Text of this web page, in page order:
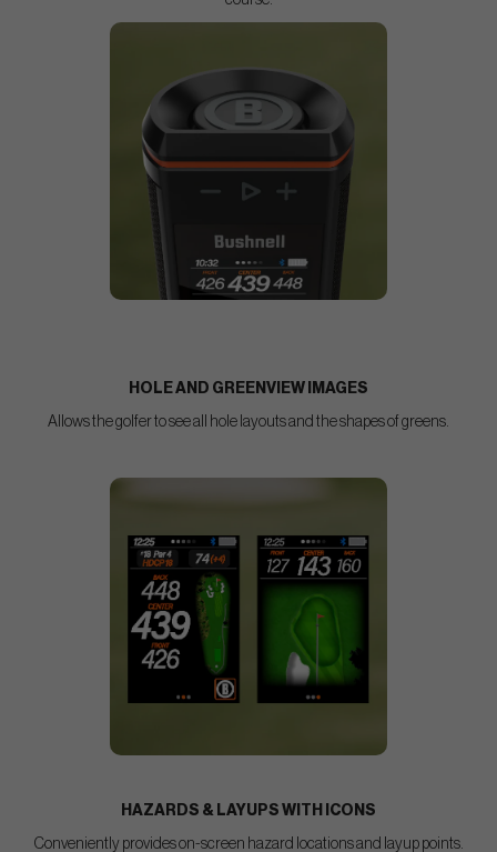
HOLE AND GREENVIEW IMAGES
Allows the golfer to see all hole layouts and the shapes of greens.
HAZARDS & LAYUPS WITH ICONS
Conveniently provides on-screen hazard locations and layup points.